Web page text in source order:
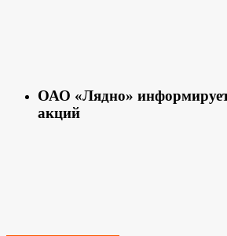
ОАО «Лядно»
акций